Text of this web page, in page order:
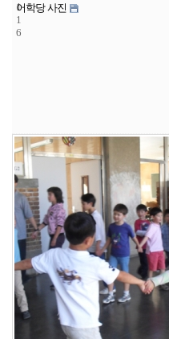
1
1
6
어학당 사진